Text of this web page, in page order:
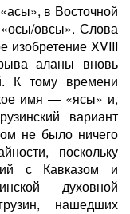
в Восточной
овсы». Слова
изобретение XVIII
аланы вновь
К тому времени
имя — «ясы» и,
вариант
не было ничего
поскольку
с Кавказом и
духовной
нашедших